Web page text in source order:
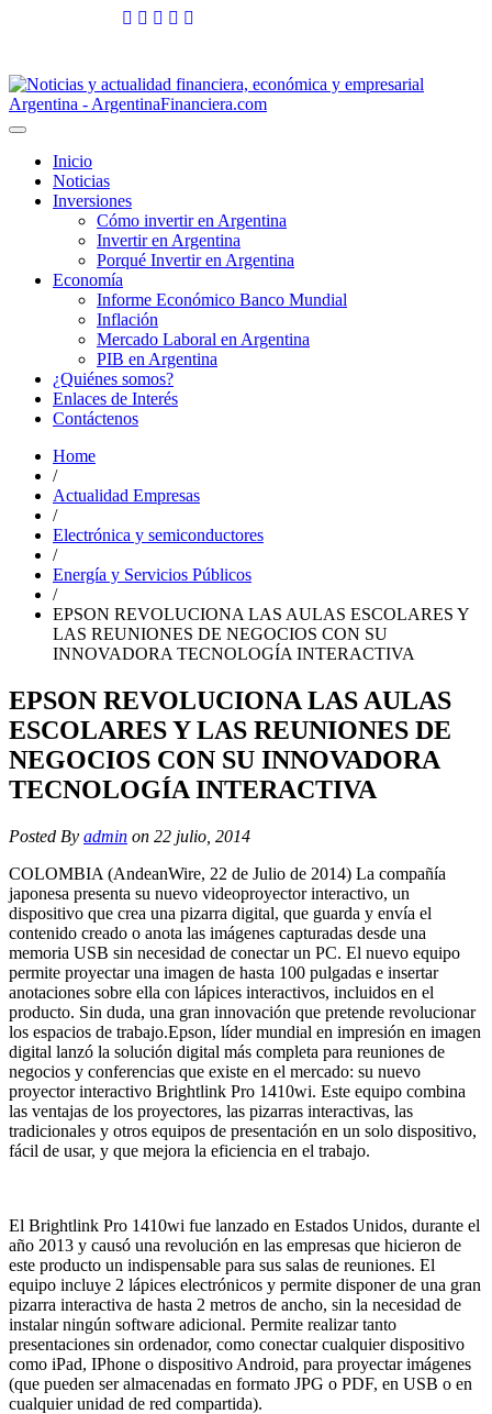
Toggle
navigation
Inicio
Noticias
Inversiones
Cómo invertir en Argentina
Invertir en Argentina
Porqué Invertir en Argentina
Economía
Informe Económico Banco Mundial
Inflación
Mercado Laboral en Argentina
PIB en Argentina
¿Quiénes somos?
Enlaces de Interés
Contáctenos
Home
/
Actualidad Empresas
/
Electrónica y semiconductores
/
Energía y Servicios Públicos
/
EPSON REVOLUCIONA LAS AULAS ESCOLARES Y
LAS REUNIONES DE NEGOCIOS CON SU
INNOVADORA TECNOLOGÍA INTERACTIVA
EPSON REVOLUCIONA LAS AULAS
ESCOLARES Y LAS REUNIONES DE
NEGOCIOS CON SU INNOVADORA
TECNOLOGÍA INTERACTIVA
Posted By admin on 22 julio, 2014
COLOMBIA (AndeanWire, 22 de Julio de 2014) La compañía
japonesa presenta su nuevo videoproyector interactivo, un
dispositivo que crea una pizarra digital, que guarda y envía el
contenido creado o anota las imágenes capturadas desde una
memoria USB sin necesidad de conectar un PC. El nuevo equipo
permite proyectar una imagen de hasta 100 pulgadas e insertar
anotaciones sobre ella con lápices interactivos, incluidos en el
producto. Sin duda, una gran innovación que pretende revolucionar
los espacios de trabajo.Epson, líder mundial en impresión en imagen
digital lanzó la solución digital más completa para reuniones de
negocios y conferencias que existe en el mercado: su nuevo
proyector interactivo Brightlink Pro 1410wi. Este equipo combina
las ventajas de los proyectores, las pizarras interactivas, las
tradicionales y otros equipos de presentación en un solo dispositivo,
fácil de usar, y que mejora la eficiencia en el trabajo.
El Brightlink Pro 1410wi fue lanzado en Estados Unidos, durante el
año 2013 y causó una revolución en las empresas que hicieron de
este producto un indispensable para sus salas de reuniones. El
equipo incluye 2 lápices electrónicos y permite disponer de una gran
pizarra interactiva de hasta 2 metros de ancho, sin la necesidad de
instalar ningún software adicional. Permite realizar tanto
presentaciones sin ordenador, como conectar cualquier dispositivo
como iPad, IPhone o dispositivo Android, para proyectar imágenes
(que pueden ser almacenadas en formato JPG o PDF, en USB o en
cualquier unidad de red compartida).